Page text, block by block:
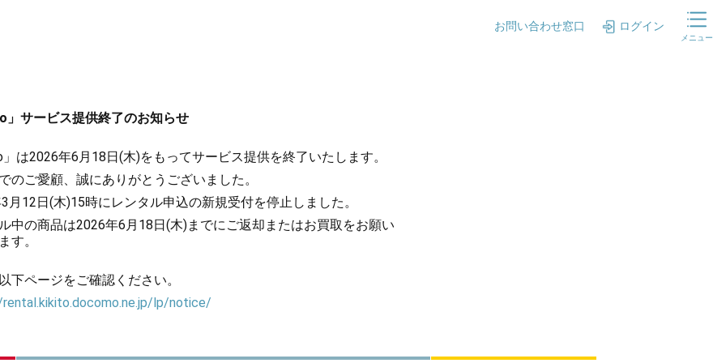
お問い合わせ窓口 ログイン
メニュー
サービス提供終了のお知らせ
は2026年6月18日(木)をもってサービス提供を終了いたします。
のご愛顧、誠にありがとうございました。
月12日(木)15時にレンタル申込の新規受付を停止しました。
中の商品は2026年6月18日(木)までにご返却またはお買取をお願い
す。
下ページをご確認ください。
lp/notice/